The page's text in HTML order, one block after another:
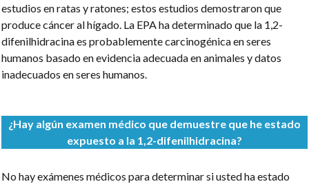
estudios en ratas y ratones; estos estudios demostraron que
produce cáncer al hígado. La EPA ha determinado que la 1,2-
difenilhidracina es probablemente carcinogénica en seres
humanos basado en evidencia adecuada en animales y datos
inadecuados en seres humanos.
¿Hay algún examen médico que demuestre que he estado
expuesto a la 1,2-difenilhidracina?
No hay exámenes médicos para determinar si usted ha estado